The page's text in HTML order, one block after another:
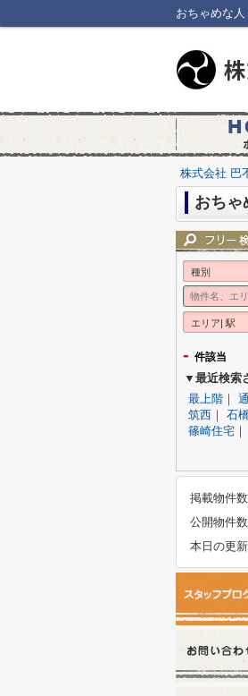
おちゃめな
株式会社 巴
おちゃ
種別
エリア| 駅
- 件該当
▼最近検索
最上階 ｜
筑西 ｜ 石
篠崎住宅 ｜
掲載物件数
公開物件数
本日の更